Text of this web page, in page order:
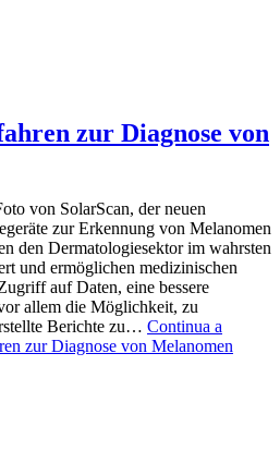
zur Diagnose von
von SolarScan, der neuen
zur Erkennung von Melanomen
den Dermatologiesektor im wahrsten
und ermöglichen medizinischen
auf Daten, eine bessere
allem die Möglichkeit, zu
Berichte zu… Continua a
zur Diagnose von Melanomen